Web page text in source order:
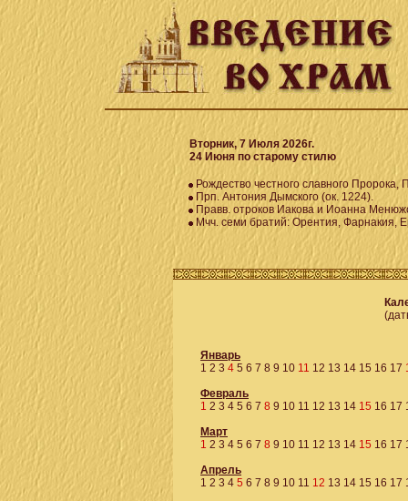
Вторник, 7 Июля 2026г.
24 Июня по старому стилю
Рождество честного славного
Прп. Антония Дымского (ок. 1224).
Правв. отроков Иакова и Иоанна
Мчч. семи братий: Орентия, Фарнакия,
Январь
1 2 3 4 5 6 7 8 9 10 11 12 13 14 15 16 17
Февраль
1 2 3 4 5 6 7 8 9 10 11 12 13 14 15 16 17
Март
1 2 3 4 5 6 7 8 9 10 11 12 13 14 15 16 17
Апрель
1 2 3 4 5 6 7 8 9 10 11 12 13 14 15 16 17